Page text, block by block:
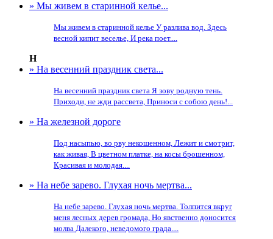
» Мы живeм в старинной келье...
Мы живeм в старинной келье У разлива вод. Здесь
весной кипит веселье, И река поeт....
Н
» На весенний праздник света...
На весенний праздник света Я зову родную тень.
Приходи, не жди рассвета, Приноси с собою день!...
» На железной дороге
Под насыпью, во рву некошенном, Лежит и смотрит,
как живая, В цветном платке, на косы брошенном,
Красивая и молодая....
» На небе зарево. Глухая ночь мертва...
На небе зарево. Глухая ночь мертва. Толпится вкруг
меня лесных дерев громада, Но явственно доносится
молва Далекого, неведомого града....